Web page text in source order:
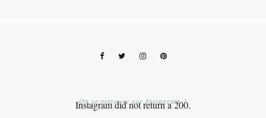
Instagram did not return a 200.
On se retrouve sur Instagram ?